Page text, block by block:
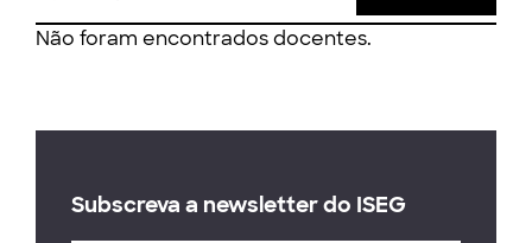
Não foram encontrados docentes.
Subscreva a newsletter do ISEG